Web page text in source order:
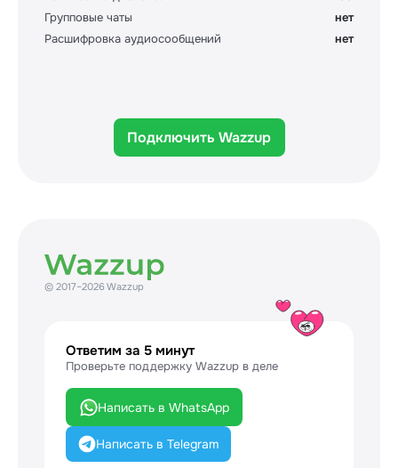
Групповые чаты
нет
Расшифровка аудиосообщений
нет
Подключить Wazzup
© 2017–2026 Wazzup
Ответим за 5 минут
Проверьте поддержку Wazzup в деле
Написать в WhatsApp
Написать в Telegram